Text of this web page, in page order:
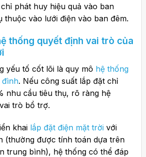
phát huy hiệu quả vào ban
thuộc vào lưới điện vào ban đêm.
thống quyết định vai trò của
yếu tố cốt lõi là quy mô hệ thống
đình. Nếu công suất lắp đặt chỉ
nhu cầu tiêu thụ, rõ ràng hệ
trò bổ trợ.
khai lắp đặt điện mặt trờivới
(thường được tính toán dựa trên
trung bình), hệ thống có thể đáp